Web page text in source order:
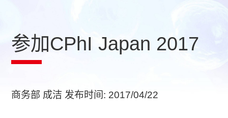
参加CPhI Japan 2017
商务部 成洁 发布时间: 2017/04/22